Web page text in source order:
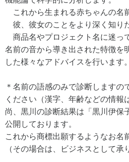
これから生まれる赤ちゃんの名
彼、彼女のことをより深く知り
商品名やプロジェクト名に迷っ
名前の音から導き出された特徴を
した様々なアドバイスを行います。
＊名前の語感のみで診断しますの
ください（漢字、年齢などの情報
尚、黒川の診断結果は「黒川伊保
公開しております。
これから商標出願するようなお名
（その場合は、ビジネスとして承